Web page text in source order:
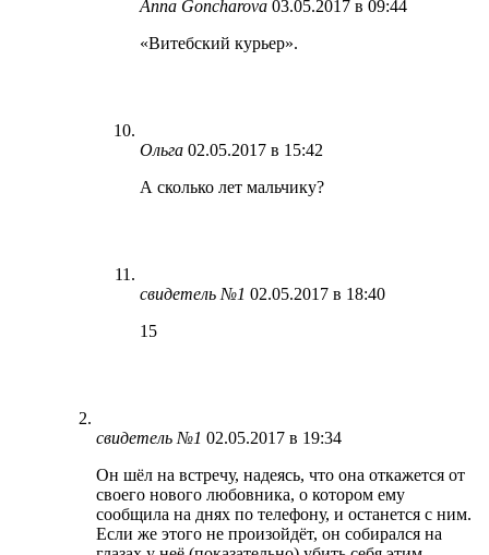
Anna Goncharova 03.05.2017 в 09:44
«Витебский курьер».
Ольга 02.05.2017 в 15:42
А сколько лет мальчику?
свидетель №1 02.05.2017 в 18:40
15
свидетель №1 02.05.2017 в 19:34
Он шёл на встречу, надеясь, что она откажется от
своего нового любовника, о котором ему
сообщила на днях по телефону, и останется с ним.
Если же этого не произойдёт, он собирался на